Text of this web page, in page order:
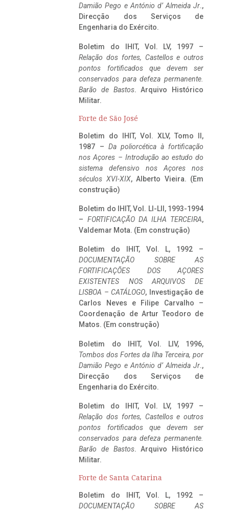
Damião Pego e António d’ Almeida Jr.,
Direcção dos Serviços de
Engenharia do Exército.
Boletim do IHIT, Vol. LV, 1997 –
Relação dos fortes, Castellos e outros
pontos fortificados que devem ser
conservados para defeza permanente.
Barão de Bastos. Arquivo Histórico
Militar.
Forte de São José
Boletim do IHIT, Vol. XLV, Tomo II,
1987 – Da poliorcética à fortificação
nos Açores – Introdução ao estudo do
sistema defensivo nos Açores nos
séculos XVI-XIX, Alberto Vieira. (Em
construção)
Boletim do IHIT, Vol. LI-LII, 1993-1994
– FORTIFICAÇÃO DA ILHA TERCEIRA,
Valdemar Mota. (Em construção)
Boletim do IHIT, Vol. L, 1992 –
DOCUMENTAÇÃO SOBRE AS
FORTIFICAÇÕES DOS AÇORES
EXISTENTES NOS ARQUIVOS DE
LISBOA – CATÁLOGO, Investigação de
Carlos Neves e Filipe Carvalho –
Coordenação de Artur Teodoro de
Matos. (Em construção)
Boletim do IHIT, Vol. LIV, 1996,
Tombos dos Fortes da Ilha Terceira, por
Damião Pego e António d’ Almeida Jr.,
Direcção dos Serviços de
Engenharia do Exército.
Boletim do IHIT, Vol. LV, 1997 –
Relação dos fortes, Castellos e outros
pontos fortificados que devem ser
conservados para defeza permanente.
Barão de Bastos. Arquivo Histórico
Militar.
Forte de Santa Catarina
Boletim do IHIT, Vol. L, 1992 –
DOCUMENTAÇÃO SOBRE AS